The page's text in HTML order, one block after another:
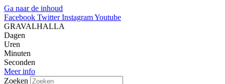
Ga naar de inhoud
Facebook Twitter InstagramYoutube
GRAVALHALLA
Dagen
Uren
Minuten
Seconden
Meer info
Zoeken